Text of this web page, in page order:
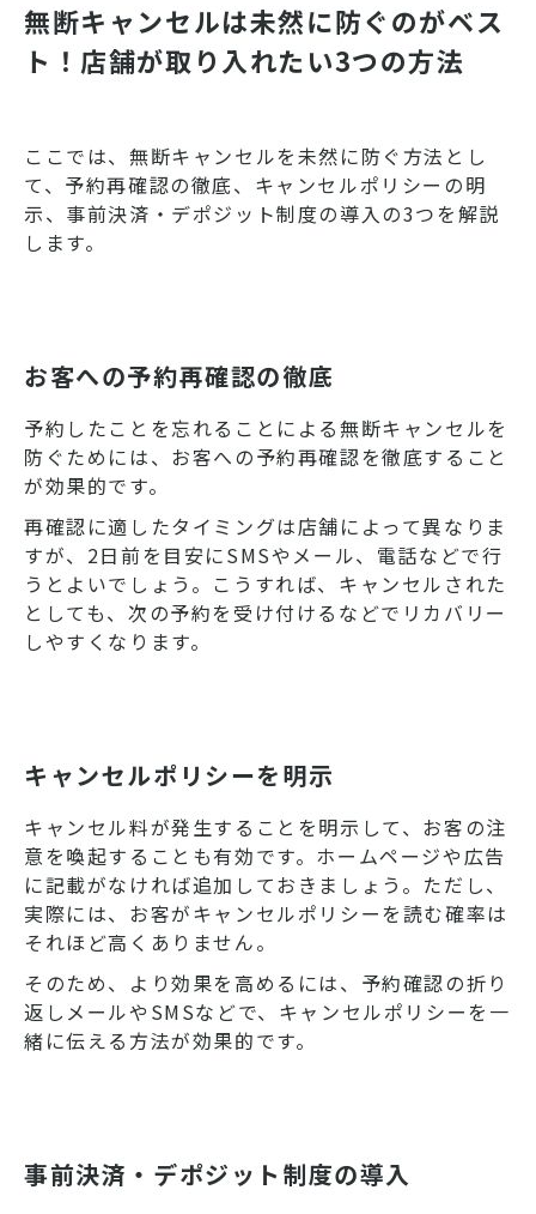
無断キャンセルは未然に防ぐのがベス
ト！店舗が取り入れたい3つの方法
ここでは、無断キャンセルを未然に防ぐ方法とし
て、予約再確認の徹底、キャンセルポリシーの明
示、事前決済・デポジット制度の導入の3つを解説
します。
お客への予約再確認の徹底
予約したことを忘れることによる無断キャンセルを
防ぐためには、お客への予約再確認を徹底すること
が効果的です。
再確認に適したタイミングは店舗によって異なりま
すが、2日前を目安にSMSやメール、電話などで行
うとよいでしょう。こうすれば、キャンセルされた
としても、次の予約を受け付けるなどでリカバリー
しやすくなります。
キャンセルポリシーを明示
キャンセル料が発生することを明示して、お客の注
意を喚起することも有効です。ホームページや広告
に記載がなければ追加しておきましょう。ただし、
実際には、お客がキャンセルポリシーを読む確率は
それほど高くありません。
そのため、より効果を高めるには、予約確認の折り
返しメールやSMSなどで、キャンセルポリシーを一
緒に伝える方法が効果的です。
事前決済・デポジット制度の導入